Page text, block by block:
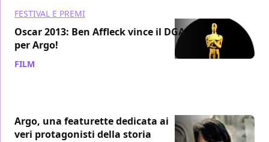
FESTIVAL E PREMI
Oscar 2013: Ben Affleck vince il DGA
per Argo!
FILM
Argo, una featurette dedicata ai
veri protagonisti della storia